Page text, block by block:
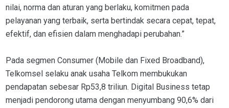
nilai, norma dan aturan yang berlaku, komitmen pada
pelayanan yang terbaik, serta bertindak secara cepat, tepat,
efektif, dan efisien dalam menghadapi perubahan.”
Pada segmen Consumer (Mobile dan Fixed Broadband),
Telkomsel selaku anak usaha Telkom membukukan
pendapatan sebesar Rp53,8 triliun. Digital Business tetap
menjadi pendorong utama dengan menyumbang 90,6% dari